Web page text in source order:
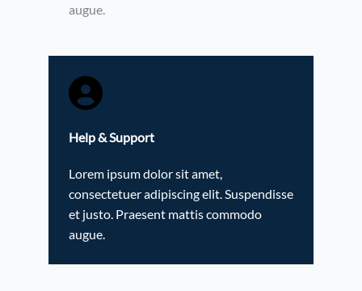
augue.
Help & Support​
Lorem ipsum dolor sit amet,
consectetuer adipiscing elit. Suspendisse
et justo. Praesent mattis commodo
augue.